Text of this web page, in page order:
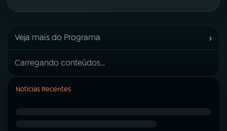
Veja mais do Programa ›
Carregando conteúdos...
Notícias Recentes